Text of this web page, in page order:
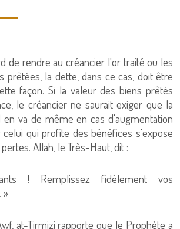
de rendre au créancier l'or traité ou les
prêtées, la dette, dans ce cas, doit être
façon. Si la valeur des biens prêtés
le créancier ne saurait exiger que la
va de même en cas d'augmentation
qui profite des bénéfices s'expose
Allah, le Très-Haut, dit :
! Remplissez fidèlement vos
at-Tirmizi rapporte que le Prophète a